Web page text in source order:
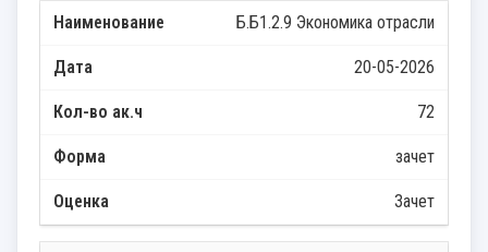
Б.Б1.2.9 Экономика отрасли
20-05-2026
72
зачет
Зачет